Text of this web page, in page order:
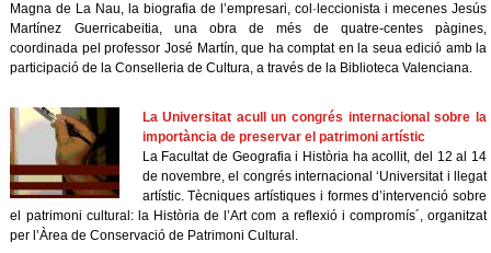
Magna de La Nau, la biografia de l’empresari, col·leccionista i mecenes Jesús
Martínez Guerricabeitia, una obra de més de quatre-centes pàgines,
coordinada pel professor José Martín, que ha comptat en la seua edició amb la
participació de la Conselleria de Cultura, a través de la Biblioteca Valenciana.
La Universitat acull un congrés internacional sobre la
importància de preservar el patrimoni artístic
La Facultat de Geografia i Història ha acollit, del 12 al 14
de novembre, el congrés internacional ‘Universitat i llegat
artístic. Tècniques artístiques i formes d’intervenció sobre
el patrimoni cultural: la Història de l’Art com a reflexió i compromís´, organitzat
per l’Àrea de Conservació de Patrimoni Cultural.